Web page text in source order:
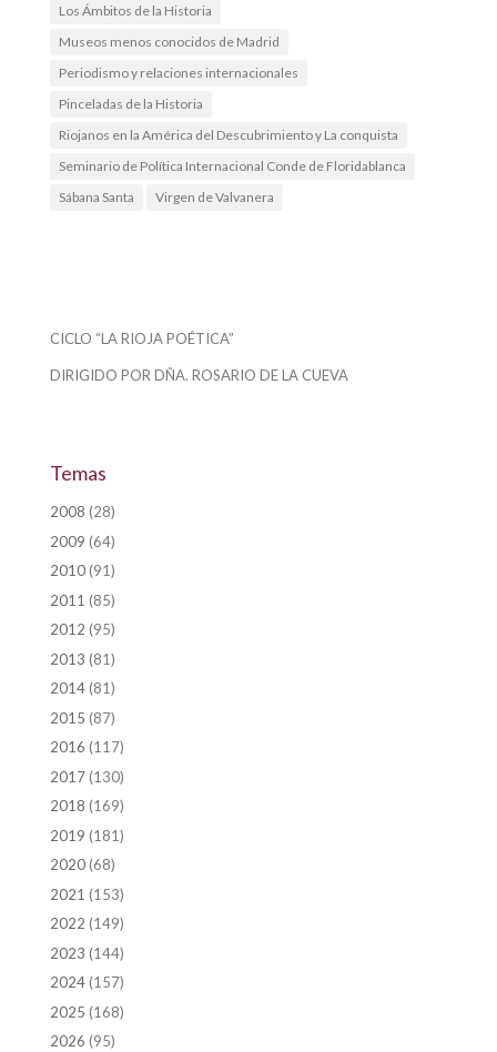
Los Ámbitos de la Historia
Museos menos conocidos de Madrid
Periodismo y relaciones internacionales
Pinceladas de la Historia
Riojanos en la América del Descubrimiento y La conquista
Seminario de Política Internacional Conde de Floridablanca
Sábana Santa
Virgen de Valvanera
CICLO “LA RIOJA POÉTICA”
DIRIGIDO POR DÑA. ROSARIO DE LA CUEVA
Temas
2008 (28)
2009 (64)
2010(91)
2011 (85)
2012 (95)
2013 (81)
2014(81)
2015 (87)
2016 (117)
2017(130)
2018 (169)
2019 (181)
2020(68)
2021 (153)
2022 (149)
2023 (144)
2024(157)
2025 (168)
2026 (95)